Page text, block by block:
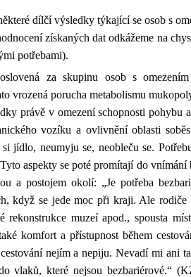
dílčí výsledky týkající se osob s
získaných dat odkážeme na
potřebami).
za skupinu osob s
vrozená porucha metabolismu
právě v omezení schopnosti pohybu
vozíku a ovlivnění oblasti
si jídlo, neumyju se, neobleču se.
aspekty se poté promítají do vnímání
a postojem okolí: „Je potřeba
když se jede moc při kraji. Ale
muzeí apod., spousta
komfort a přístupnost během
nejím a nepiju. Nevadí mi ani
vlaků, které nejsou bezbariérové.“